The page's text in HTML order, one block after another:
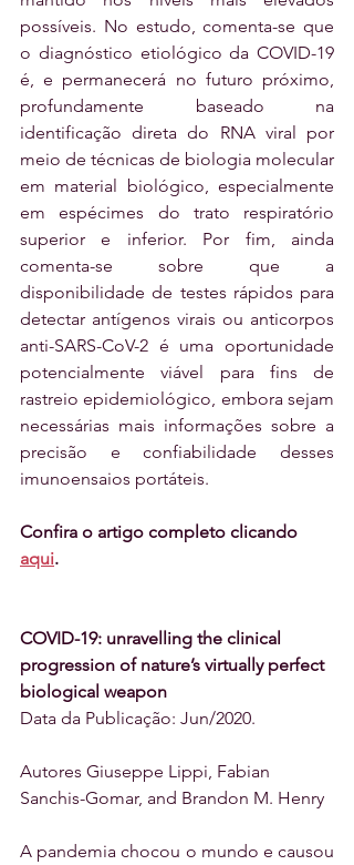
possíveis. No estudo, comenta-se que
o diagnóstico etiológico da COVID-19
é, e permanecerá no futuro próximo,
profundamente baseado na
identificação direta do RNA viral por
meio de técnicas de biologia molecular
em material biológico, especialmente
em espécimes do trato respiratório
superior e inferior. Por fim, ainda
comenta-se sobre que a
disponibilidade de testes rápidos para
detectar antígenos virais ou anticorpos
anti-SARS-CoV-2 é uma oportunidade
potencialmente viável para fins de
rastreio epidemiológico, embora sejam
necessárias mais informações sobre a
precisão e confiabilidade desses
imunoensaios portáteis.
Confira o artigo completo clicando
aqui.
COVID-19: unravelling the clinical
progression of nature’s virtually perfect
biological weapon
Data da Publicação: Jun/2020.
Autores Giuseppe Lippi, Fabian
Sanchis-Gomar, and Brandon M. Henry
A pandemia chocou o mundo e causou